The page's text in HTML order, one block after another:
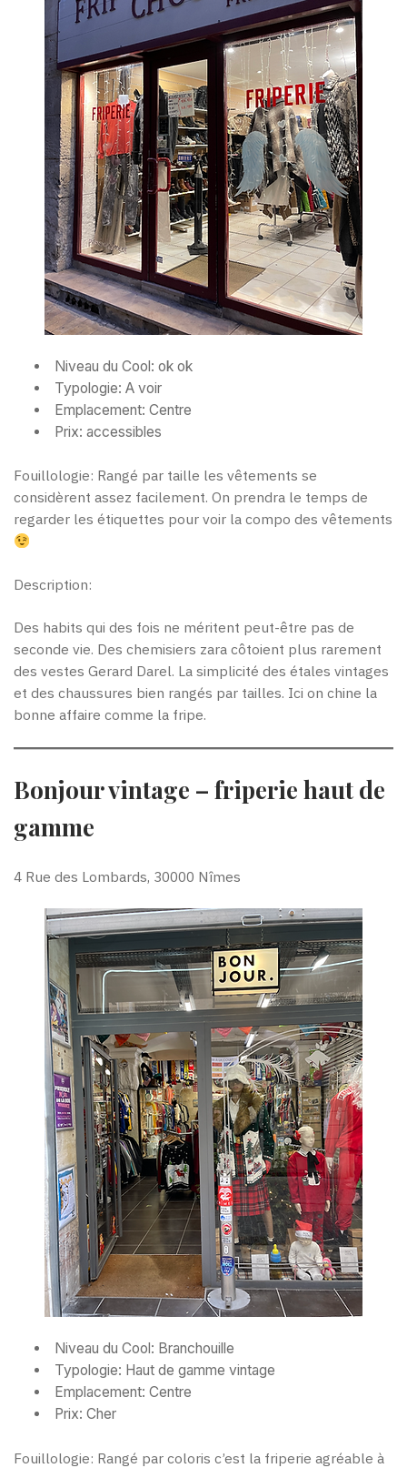
Niveau du Cool: ok ok
Typologie: A voir
Emplacement: Centre
Prix: accessibles
Fouillologie: Rangé par taille les vêtements se
considèrent assez facilement. On prendra le temps de
regarder les étiquettes pour voir la compo des vêtements
Description:
Des habits qui des fois ne méritent peut-être pas de
seconde vie. Des chemisiers zara côtoient plus rarement
des vestes Gerard Darel. La simplicité des étales vintages
et des chaussures bien rangés par tailles. Ici on chine la
bonne affaire comme la fripe.
Bonjour vintage – friperie haut de
gamme
4 Rue des Lombards, 30000 Nîmes
Niveau du Cool: Branchouille
Typologie: Haut de gamme vintage
Emplacement: Centre
Prix: Cher
Fouillologie: Rangé par coloris c’est la friperie agréable à